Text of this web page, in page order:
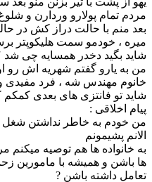
مردم تمام پولارو وردارن و
بعد منم با حالت دراز کش در
میره ، خودمو سمت هلیکوپتر
شاید بگید دخدر همسایه چی شد
من به یارو گفتم شهریه اش رو
خانوم مهندس شه ، فرد مفیدی
شاید تو فانتزی های بعدی کمکم
پیام اخلاقی :
من خودم به خاطر نداشتن شغل
الانم پشیمونم
به خانواده ها هم توصیه میکنم
ها باشن و همیشه با مامورین
تعامل داشته باشن ?